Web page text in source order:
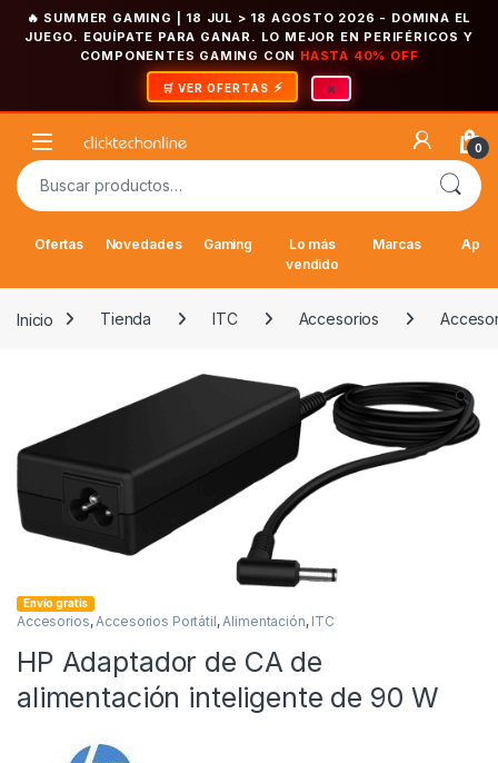
🔥 SUMMER GAMING | 18 JUL > 18 AGOSTO 2026 - DOMINA EL
JUEGO. EQUÍPATE PARA GANAR. LO MEJOR EN PERIFÉRICOS Y
COMPONENTES GAMING CON HASTA 40% OFF
🛒 VER OFERTAS ×
Open 0
Buscar por:
Ofertas Novedades Gaming
Lo más
vendido
Marcas
Inicio Tienda ITC Accesorios
🔍
Envío gratis
Accesorios, Accesorios Portátil, Alimentación, ITC
HP Adaptador de CA de
alimentación inteligente de 90 W